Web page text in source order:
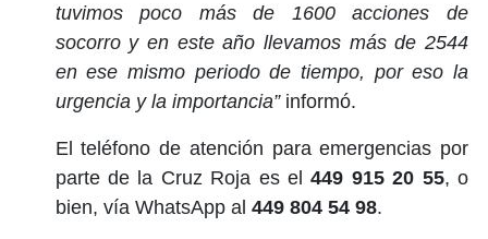
tuvimos poco más de 1600 acciones de
socorro y en este año llevamos más de 2544
en ese mismo periodo de tiempo, por eso la
urgencia y la importancia”informó.
El teléfono de atención para emergencias por
parte de la Cruz Roja es el449 915 20 55, o
bien, vía WhatsApp al 449 804 54 98.